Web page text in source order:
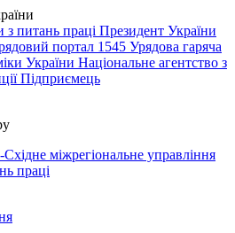
питань праці Президент України
портал 1545 Урядова гаряча
України Національне агентство з
Підприємець
міжрегіональне управління
праці